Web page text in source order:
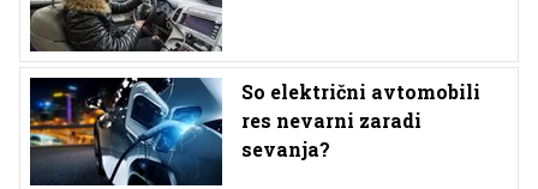
So električni avtomobili
res nevarni zaradi
sevanja?